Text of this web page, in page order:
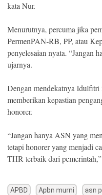
kata Nur.
Menurutnya, percuma jika
PermenPAN-RB, PP, atau
penyelesaian nyata. “Jangan
ujarnya.
Dengan mendekatnya
memberikan kepastian
honorer.
“Jangan hanya ASN yang
tetapi honorer yang menjadi
THR terbaik dari
APBD Apbn murni asn